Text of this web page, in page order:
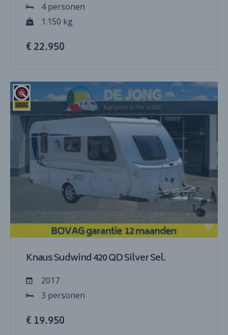
4 personen
1.150 kg
€ 22.950
Knaus Sudwind 420 QD Silver Sel.
2017
3 personen
€ 19.950